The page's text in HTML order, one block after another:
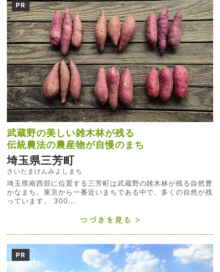
PR
武蔵野の美しい雑木林が残る
伝統農法の農産物が自慢のまち
埼玉県三芳町
さいたまけんみよしまち
埼玉県南西部に位置する三芳町は武蔵野の雑木林が残る自然豊
かなまち。東京から一番近いまちである中で、多くの自然が残
っています。 300...
つづきを見る
PR